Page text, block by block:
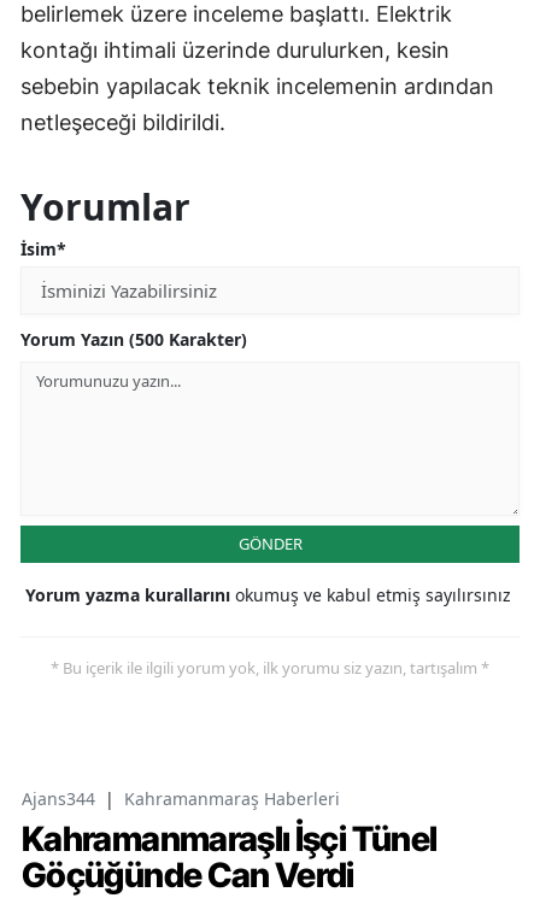
belirlemek üzere inceleme başlattı. Elektrik
kontağı ihtimali üzerinde durulurken, kesin
sebebin yapılacak teknik incelemenin ardından
netleşeceği bildirildi.
Yorumlar
İsim*
Yorum Yazın (500 Karakter)
GÖNDER
Yorum yazma kurallarını okumuş ve kabul etmiş sayılırsınız
* Bu içerik ile ilgili yorum yok, ilk yorumu siz yazın, tartışalım *
Ajans344 | Kahramanmaraş Haberleri
Kahramanmaraşlı İşçi Tünel
Göçüğünde Can Verdi